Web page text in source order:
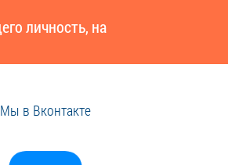
личность, на
Мы в Вконтакте